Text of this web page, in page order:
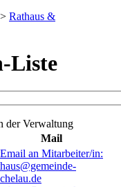
> Rathaus &
Liste
der Verwaltung
Mail